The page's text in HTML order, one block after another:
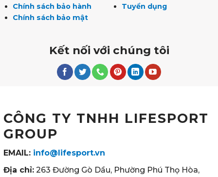
Chính sách bảo hành
Chính sách bảo mật
Tuyển dụng
Kết nối với chúng tôi
CÔNG TY TNHH LIFESPORT
GROUP
EMAIL: info@lifesport.vn
Địa chỉ: 263 Đường Gò Dầu, Phường Phú Thọ Hòa,